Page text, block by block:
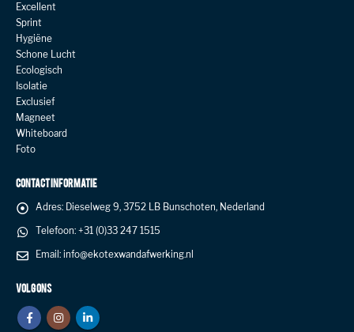
Excellent
Sprint
Hygiëne
Schone Lucht
Ecologisch
Isolatie
Exclusief
Magneet
Whiteboard
Foto
CONTACT INFORMATIE
Adres: Dieselweg 9, 3752 LB Bunschoten, Nederland
Telefoon: +31 (0)33 247 1515
Email: info@ekotexwandafwerking.nl
VOLG ONS